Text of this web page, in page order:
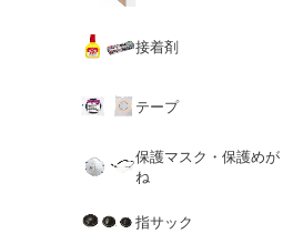
接着剤
テープ
保護マスク・保護めが
ね
指サック